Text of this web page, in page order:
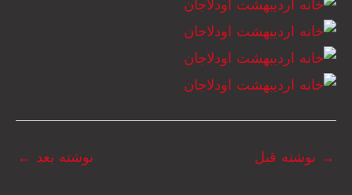
→ نوشته قبل نوشته بعد ←